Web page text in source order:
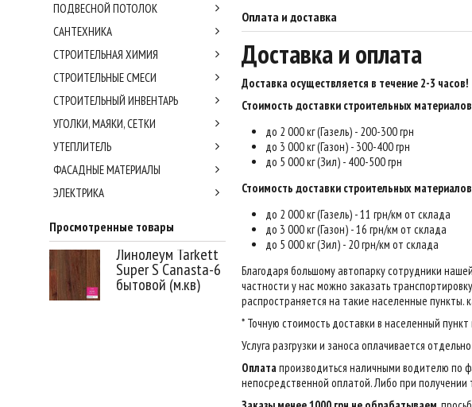
Оплата и доставка
Доставка и оплата
Доставка осуществляется в течение 2-3 часов!
Стоимость доставки строительных
до 2 000 кг (Газель) - 200-300 грн
до 3 000 кг (Газон) - 300-400 грн
до 5 000 кг (Зил) - 400-500 грн
Стоимость доставки строительных
до 2 000 кг (Газель) - 11 грн/км от склада
до 3 000 кг (Газон) - 16 грн/км от склада
до 5 000 кг (Зил) - 20 грн/км от склада
Благодаря большому автопарку сотрудники
частности у нас можно заказать
распространяется на такие населенные пункты.
* Точную стоимость доставки в населенный
Услуга разгрузки и заноса оплачивается
Оплатапроизводиться наличными водителю по
непосредственной оплатой. Либо при получении
ПОДВЕСНОЙ ПОТОЛОК
САНТЕХНИКА
СТРОИТЕЛЬНАЯ ХИМИЯ
СТРОИТЕЛЬНЫЕ СМЕСИ
СТРОИТЕЛЬНЫЙ ИНВЕНТАРЬ
УГОЛКИ, МАЯКИ, СЕТКИ
УТЕПЛИТЕЛЬ
ФАСАДНЫЕ МАТЕРИАЛЫ
ЭЛЕКТРИКА
Просмотренные товары
Линолеум Tarkett
Super S Canasta-6
бытовой (м.кв)